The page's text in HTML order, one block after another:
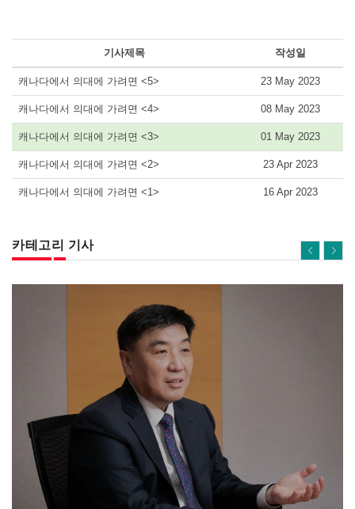
기사제목 작성일
캐나다에서 의대에 가려면 <5> 23 May 2023
캐나다에서 의대에 가려면 <4> 08 May 2023
캐나다에서 의대에 가려면 <3> 01 May 2023
캐나다에서 의대에 가려면 <2> 23 Apr 2023
캐나다에서 의대에 가려면 <1> 16 Apr 2023
카테고리 기사